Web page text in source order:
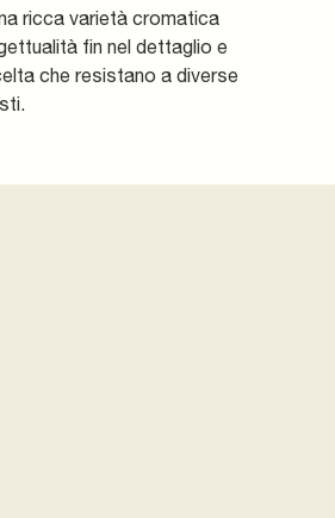
ricca varietà cromatica
fin nel dettaglio e
che resistano a diverse